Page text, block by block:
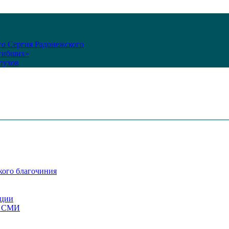
Сергия Радонежского
благочиния
СМИ